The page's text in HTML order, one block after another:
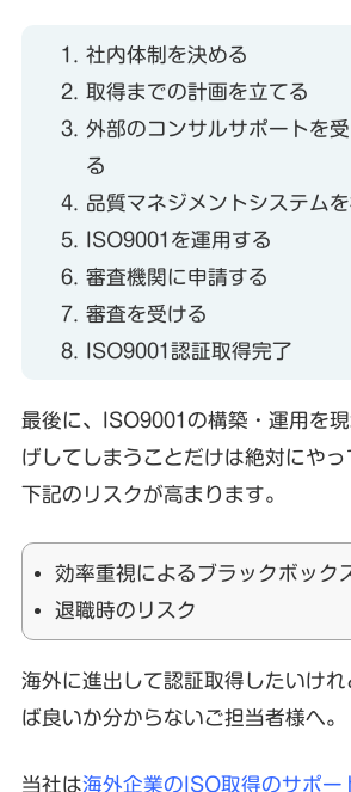
社内体制を決める
取得までの計画を立てる
外部のコンサルサポートを
る
品質マネジメントシステム
ISO9001を運用する
審査機関に申請する
審査を受ける
ISO9001認証取得完了
最後に、ISO9001の構築・運用を
げしてしまうことだけは絶対にやっ
下記のリスクが高まります。
効率重視によるブラックボック
退職時のリスク
海外に進出して認証取得したいけれ
ば良いか分からないご担当者様へ。
当社は海外企業のISO取得のサポー